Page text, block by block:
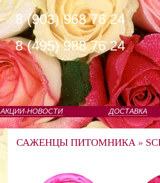
8 (903) 968 76 24
8 (495) 988 76 24
АКЦИИ-НОВОСТИ ДОСТАВКА
САЖЕНЦЫ ПИТОМНИКА »